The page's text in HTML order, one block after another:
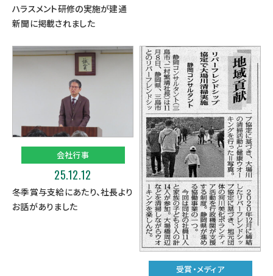
ハラスメント研修の実施が建通
新聞に掲載されました
会社行事
25.12.12
冬季賞与支給にあたり、社長より
お話がありました
受賞・メディア